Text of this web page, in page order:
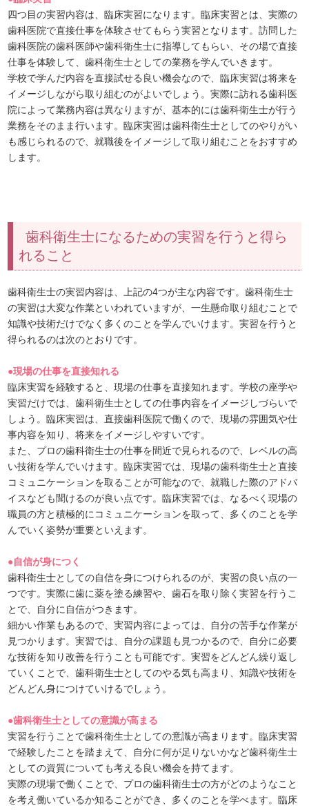
四つ目の実習内容は、臨床実習になります。臨床実習とは、実際の
歯科医院で直接仕事を体験させてもらう実習となります。訪問した
歯科医院の歯科医師や歯科衛生士に指導してもらい、その場で直接
仕事を体験して、歯科衛生士としての業務を学んでいきます。
学校で学んだ内容を直接試せる良い機会なので、臨床実習は将来を
イメージしながら取り組むのがよいでしょう。実際に訪れる歯科医
院によって業務内容は異なりますが、基本的には歯科衛生士が行う
業務をそのまま行います。臨床実習は歯科衛生士としてのやりがい
も感じられるので、就職後をイメージして取り組むことをおすすめ
します。
歯科衛生士になるための実習を行うと得ら
れること
歯科衛生士の実習内容は、上記の4つが主な内容です。歯科衛生士
の実習は大変な作業といわれていますが、一生懸命取り組むことで
知識や技術だけでなく多くのことを学んでいけます。実習を行うと
得られるのは次のとおりです。
●現場の仕事を直接知れる
臨床実習を経験すると、現場の仕事を直接知れます。学校の座学や
実習だけでは、歯科衛生士としての仕事内容をイメージしづらいで
しょう。臨床実習は、直接歯科医院で働くので、現場の雰囲気や仕
事内容を知り、将来をイメージしやすいです。
また、プロの歯科衛生士の仕事を間近で見られるので、レベルの高
い技術を学んでいけます。臨床実習では、現場の歯科衛生士と直接
コミュニケーションを取ることが可能なので、就職した際のアドバ
イスなども聞けるのが良い点です。臨床実習では、なるべく現場の
職員の方と積極的にコミュニケーションを取って、多くのことを学
んでいく姿勢が重要といえます。
●自信が身につく
歯科衛生士としての自信を身につけられるのが、実習の良い点の一
つです。実際に歯に薬を塗る練習や、歯石を取り除く実習を行うこ
とで、自分に自信がつきます。
細かい作業もあるので、実習内容によっては、自分の苦手な作業が
見つかります。実習では、自分の課題も見つかるので、自分に必要
な技術を知り改善を行うことも可能です。実習をどんどん繰り返し
ていくことで、歯科衛生士としてのやる気も高まり、知識や技術を
どんどん身につけていけるでしょう。
●歯科衛生士としての意識が高まる
実習を行うことで歯科衛生士としての意識が高まります。臨床実習
で経験したことを踏まえて、自分に何が足りないかなど歯科衛生士
としての資質についても考える良い機会を持てます。
実際の現場で働くことで、プロの歯科衛生士の方がどのようなこと
を考え働いているか知ることができ、多くのことを学べます。臨床